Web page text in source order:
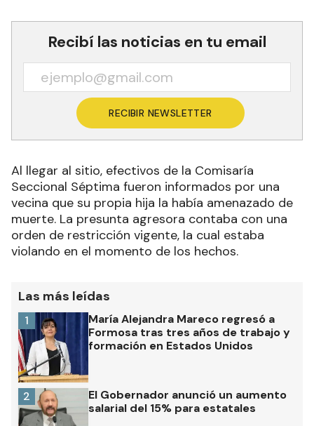
Recibí las noticias en tu email
RECIBIR NEWSLETTER
Al llegar al sitio, efectivos de la Comisaría
Seccional Séptima fueron informados por una
vecina que su propia hija la había amenazado de
muerte. La presunta agresora contaba con una
orden de restricción vigente, la cual estaba
violando en el momento de los hechos.
Las más leídas
María Alejandra Mareco regresó a
Formosa tras tres años de trabajo y
formación en Estados Unidos
1
El Gobernador anunció un aumento
salarial del 15% para estatales
2